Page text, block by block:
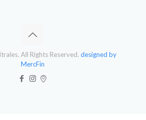
All Rights Reserved. designed by
MercFin